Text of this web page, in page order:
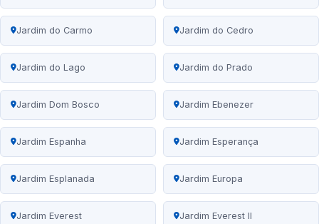
Jardim do Carmo Jardim do Cedro
Jardim do Lago Jardim do Prado
Jardim Dom Bosco Jardim Ebenezer
Jardim Espanha Jardim Esperança
Jardim Esplanada Jardim Europa
Jardim Everest Jardim Everest II